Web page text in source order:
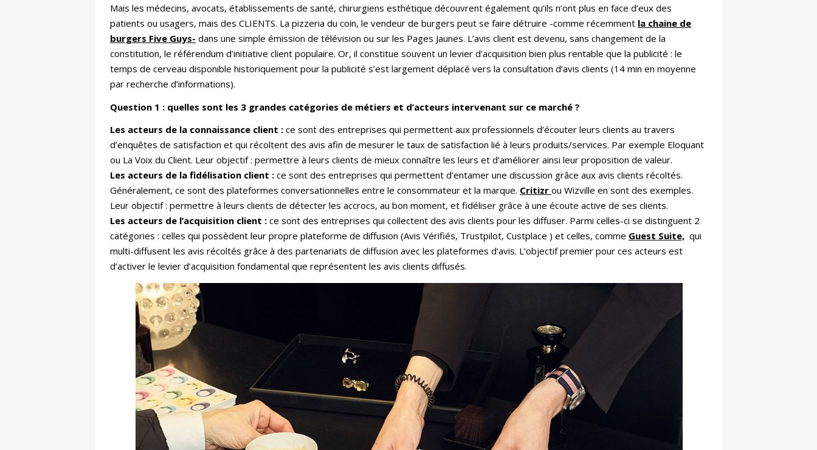
Mais les médecins, avocats, établissements de santé, chirurgiens esthétique découvrent également qu’ils n’ont plus en face d’eux des
patients ou usagers, mais des CLIENTS. La pizzeria du coin, le vendeur de burgers peut se faire détruire -comme récemment la chaine de
burgers Five Guys- dans une simple émission de télévision ou sur les Pages Jaunes. L’avis client est devenu, sans changement de la
constitution, le référendum d’initiative client populaire. Or, il constitue souvent un levier d’acquisition bien plus rentable que la publicité : le
temps de cerveau disponible historiquement pour la publicité s’est largement déplacé vers la consultation d’avis clients (14 min en moyenne
par recherche d’informations).
Question 1 : quelles sont les 3 grandes catégories de métiers et d’acteurs intervenant sur ce marché ?
Les acteurs de la connaissance client : ce sont des entreprises qui permettent aux professionnels d’écouter leurs clients au travers
d’enquêtes de satisfaction et qui récoltent des avis afin de mesurer le taux de satisfaction lié à leurs produits/services. Par exemple Eloquant
ou La Voix du Client. Leur objectif : permettre à leurs clients de mieux connaître les leurs et d’améliorer ainsi leur proposition de valeur.
Les acteurs de la fidélisation client : ce sont des entreprises qui permettent d’entamer une discussion grâce aux avis clients récoltés.
Généralement, ce sont des plateformes conversationnelles entre le consommateur et la marque. Critizr ou Wizville en sont des exemples.
Leur objectif : permettre à leurs clients de détecter les accrocs, au bon moment, et fidéliser grâce à une écoute active de ses clients.
Les acteurs de l’acquisition client : ce sont des entreprises qui collectent des avis clients pour les diffuser. Parmi celles-ci se distinguent 2
catégories : celles qui possèdent leur propre plateforme de diffusion (Avis Vérifiés, Trustpilot, Custplace ) et celles, comme Guest Suite, qui
multi-diffusent les avis récoltés grâce à des partenariats de diffusion avec les plateformes d’avis. L’objectif premier pour ces acteurs est
d’activer le levier d’acquisition fondamental que représentent les avis clients diffusés.